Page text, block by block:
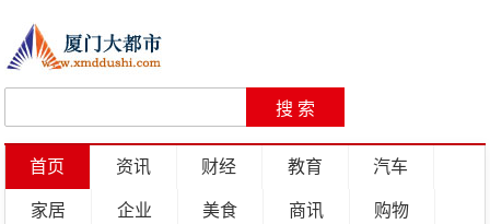
首页 资讯 财经 教育 汽车
家居 企业 美食 商讯 购物